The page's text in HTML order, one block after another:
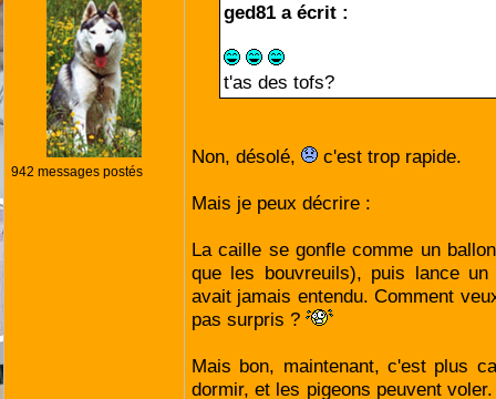
942 messages postés
ged81 a écrit :
t'as des tofs?
Non, désolé, c'est trop rapide.
Mais je peux décrire :
La caille se gonfle comme un
que les bouvreuils), puis lance
avait jamais entendu. Comment
pas surpris ?
Mais bon, maintenant, c'est plus
dormir, et les pigeons peuvent